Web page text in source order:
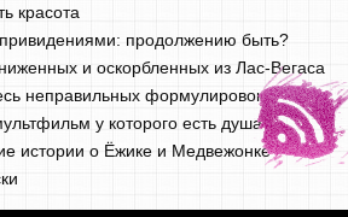
красота
продолжению быть?
и оскорбленных из Лас-Вегаса
неправильных формулировок
у которого есть душа
истории о Ёжике и Медвежонке